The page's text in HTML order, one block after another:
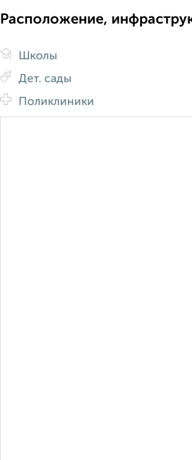
Расположение,
Школы
Дет. сады
Поликлиники